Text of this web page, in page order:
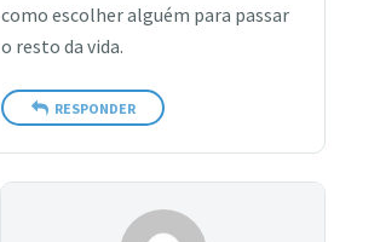
como escolher alguém para passar
o resto da vida.
RESPONDER